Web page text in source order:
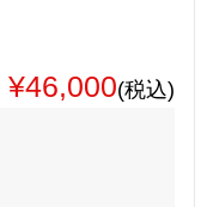
¥46,000(税込)